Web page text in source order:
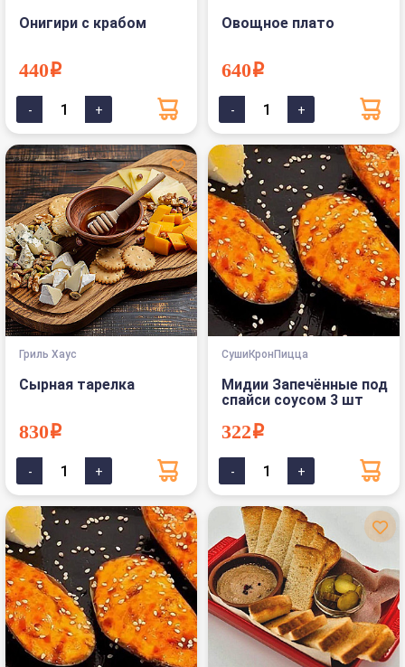
Онигири с крабом
440i
Овощное плато
640i
Гриль Хаус
Сырная тарелка
830i
СушиКронПицца
Мидии Запечённые под
спайси соусом 3 шт
322i